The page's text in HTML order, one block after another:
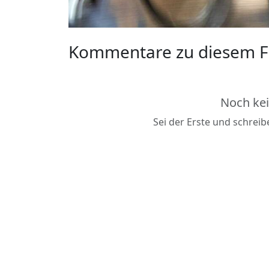
Kommentare zu diesem
Noch
Sei der Erste und